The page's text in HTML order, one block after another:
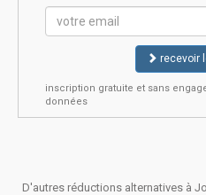
recevoir
inscription gratuite et sans
données
D'autres réductions alternatives à